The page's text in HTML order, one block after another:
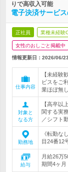
りで高収入可能
電子決済サービ
正社員 業種未経験
女性のおしごと掲載中
情報更新日：2026/06/23
仕事内容
【未経験
ビスをご
業ほぼ無し
対象と
なる方
【高卒以
関する実
／シフト
勤務地
《転勤な
目24番12
給与
月給26万
期間4ヶ月